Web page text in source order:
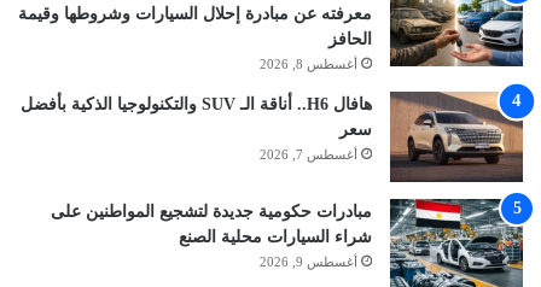
معرفته عن مبادرة إحلال السيارات وشروطها وقيمة
الحافز
أغسطس 8, 2026
هافال H6.. أناقة الـ SUV والتكنولوجيا الذكية بأفضل
سعر
أغسطس 7, 2026
مبادرات حكومية جديدة لتشجيع المواطنين على
شراء السيارات محلية الصنع
أغسطس 9, 2026